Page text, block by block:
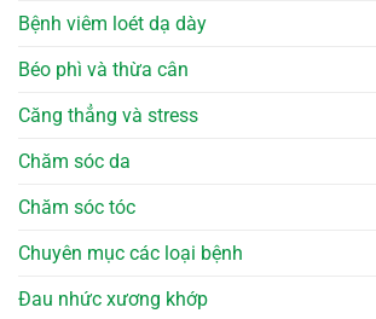
Bệnh viêm loét dạ dày
Béo phì và thừa cân
Căng thẳng và stress
Chăm sóc da
Chăm sóc tóc
Chuyên mục các loại bệnh
Đau nhức xương khớp